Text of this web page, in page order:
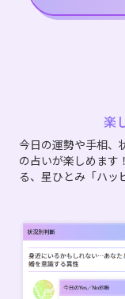
楽
今日の運勢や手相、
の占いが楽しめます
る、星ひとみ「ハッ